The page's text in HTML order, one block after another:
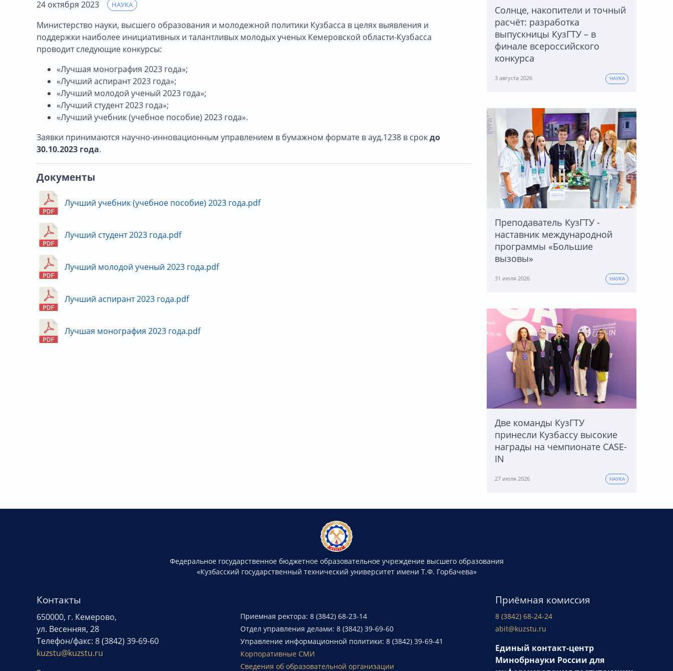
24 октября 2023 НАУКА
Министерство науки, высшего образования и молодежной политики Кузбасса в целях выявления и
поддержки наиболее инициативных и талантливых молодых ученых Кемеровской области-Кузбасса
проводит следующие конкурсы:
«Лучшая монография 2023 года»;
«Лучший аспирант 2023 года»;
«Лучший молодой ученый 2023 года»;
«Лучший студент 2023 года»;
«Лучший учебник (учебное пособие) 2023 года».
Заявки принимаются научно-инновационным управлением в бумажном формате в ауд.1238 в срокдо
30.10.2023 года.
Документы
Лучший учебник (учебное пособие) 2023 года.pdf
Лучший студент 2023 года.pdf
Лучший молодой ученый 2023 года.pdf
Лучший аспирант 2023 года.pdf
Лучшая монография 2023 года.pdf
Солнце, накопители и точный
расчёт: разработка
выпускницы КузГТУ – в
финале всероссийского
конкурса
3 августа 2026 НАУКА
Преподаватель КузГТУ -
наставник международной
программы «Большие
вызовы»
31 июля 2026 НАУКА
Две команды КузГТУ
принесли Кузбассу высокие
награды на чемпионате CASE-
IN
27 июля 2026 НАУКА
Федеральное государственное бюджетное образовательное учреждение высшего образования
«Кузбасский государственный технический университет имени Т.Ф. Горбачева»
Контакты
650000, г. Кемерово,
ул. Весенняя, 28
Телефон/факс: 8 (3842) 39-69-60
kuzstu@kuzstu.ru
Приемная ректора: 8 (3842) 68-23-14
Отдел управления делами: 8 (3842) 39-69-60
Управление информационной политики: 8 (3842) 39-69-41
Корпоративные СМИ
Сведения об образовательной организации
Приёмная комиссия
8 (3842) 68-24-24
abit@kuzstu.ru
Единый контакт-центр
Минобрнауки России для